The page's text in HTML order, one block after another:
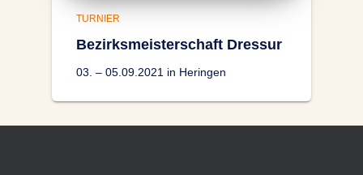
TURNIER
Bezirksmeisterschaft Dressur
03. – 05.09.2021 in Heringen